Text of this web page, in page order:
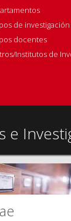
de investigación
docentes
Institutos de
e